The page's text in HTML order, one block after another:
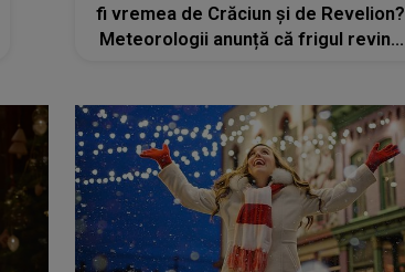
fi vremea de Crăciun și de Revelion?
Meteorologii anunță că frigul revine